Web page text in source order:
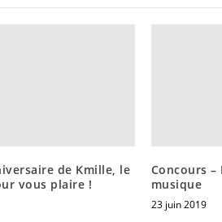
de Kmille, le
vous plaire !
Concours
musique
23 juin 2019